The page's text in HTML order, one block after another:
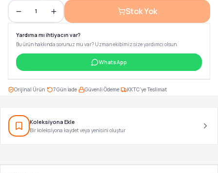
1 Stok Yok
Yardıma mı ihtiyacın var?
Bu ürün hakkında sorunuz mu var? Uzman ekibimiz size yardımcı olsun.
WhatsApp
Orijinal Ürün 7 Gün İade Güvenli Ödeme KKTC'ye Teslimat
Koleksiyona Ekle
Bir koleksiyona kaydet veya yenisini oluştur